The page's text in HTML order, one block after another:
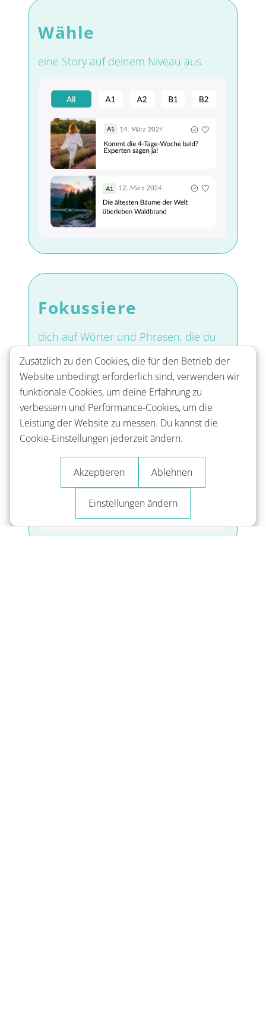
Wähle
eine Story auf deinem Niveau aus.
Fokussiere
dich auf Wörter und Phrasen, die du
lernen willst.
Zusätzlich zu den Cookies, die für den Betrieb der
Website unbedingt erforderlich sind, verwenden wir
funktionale Cookies, um deine Erfahrung zu
verbessern und Performance-Cookies, um die
Leistung der Website zu messen. Du kannst die
Cookie-Einstellungen jederzeit ändern.
Akzeptieren Ablehnen
Einstellungen ändern